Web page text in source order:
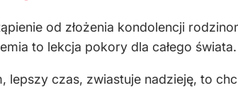
od złożenia kondolencji
to lekcja pokory dla całego świata.
lepszy czas, zwiastuje nadzieję, to